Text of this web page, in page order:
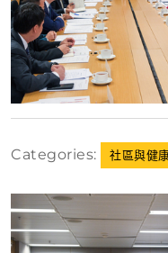
Categories: 社區與健